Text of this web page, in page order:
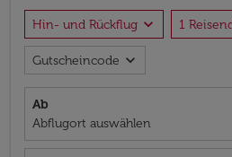
Hin- und Rückflug expand_more 1
Gutscheincode expand_more
Ab
Abflugort auswählen